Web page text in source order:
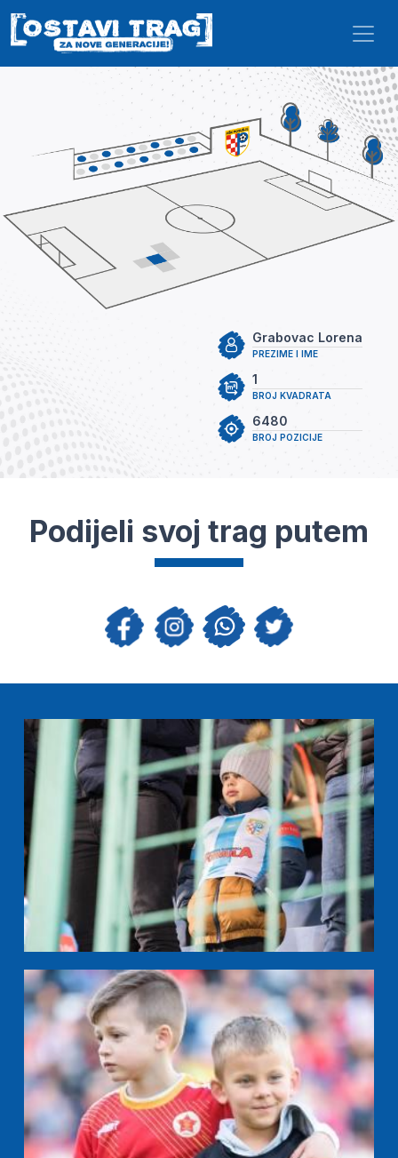
Skip to main content
PREZIME I IME
Grabovac Lorena
BROJ KVADRATA
1
BROJ POZICIJE
6480
Podijeli svoj trag putem